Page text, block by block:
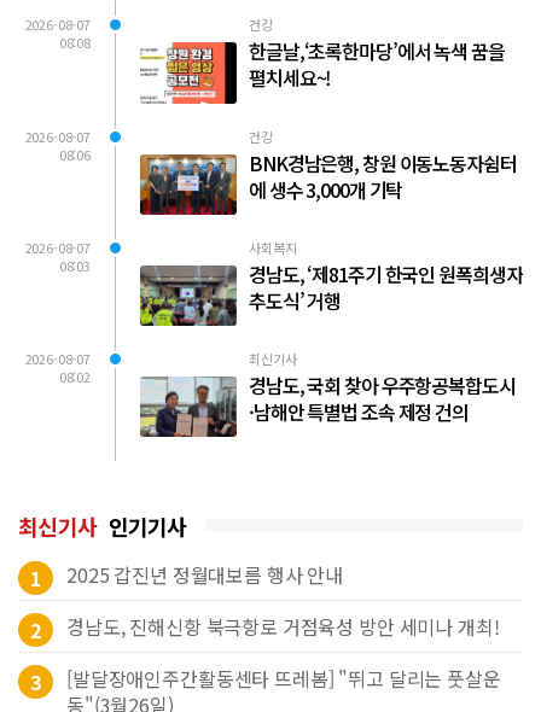
2026-08-07
08:08
건강
한글날,‘초록한마당’에서 녹색 꿈을
펼치세요~!
2026-08-07
08:06
건강
BNK경남은행, 창원 이동노동자쉼터
에 생수 3,000개 기탁
2026-08-07
08:03
사회복지
경남도, ‘제81주기 한국인 원폭희생자
추도식’ 거행
2026-08-07
08:02
최신기사
경남도, 국회 찾아 우주항공복합도시
·남해안 특별법 조속 제정 건의
최신기사 인기기사
1
2025 갑진년 정월대보름 행사 안내
2
경남도, 진해신항 북극항로 거점육성 방안 세미나 개최!
3
[발달장애인주간활동센타 뜨레봄] "뛰고 달리는 풋살운
동"(3월26일)